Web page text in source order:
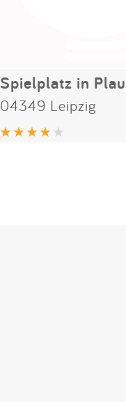
Spielplatz in
04349 Leipzig